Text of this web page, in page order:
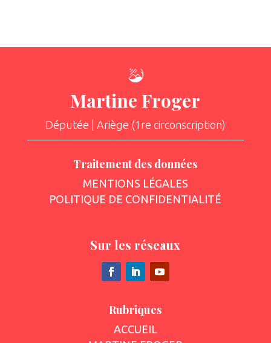
Martine Froger
Députée | Ariège (1re circonscription)
Traitement des données
MENTIONS LÉGALES
POLITIQUE DE CONFIDENTIALITÉ
Sur les réseaux
Rubriques
ACCUEIL